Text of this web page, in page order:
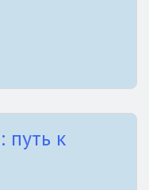
путь к